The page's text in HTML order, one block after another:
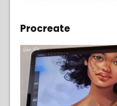
Procreate